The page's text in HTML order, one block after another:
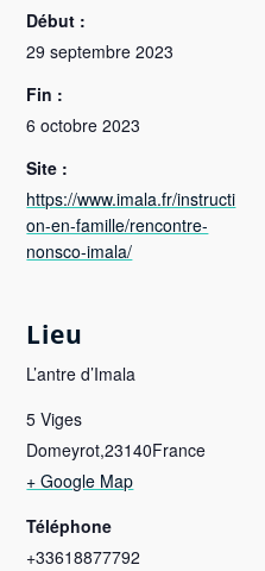
Début :
29 septembre 2023
Fin :
6 octobre 2023
Site :
https://www.imala.fr/instructi
on-en-famille/rencontre-
nonsco-imala/
Lieu
L’antre d’Imala
5 Viges
Domeyrot,23140France
+ Google Map
Téléphone
+33618877792